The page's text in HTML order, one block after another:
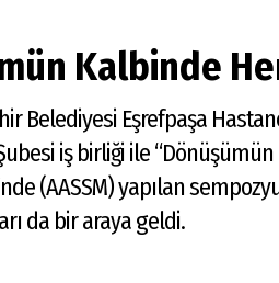
Kalbinde
Belediyesi Eşrefpaşa
iş birliği ile
(AASSM) yapılan
da bir araya geldi.